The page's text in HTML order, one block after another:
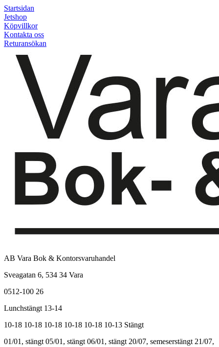
Startsidan
Jetshop
Köpvillkor
Kontakta oss
Returansökan
AB Vara Bok & Kontorsvaruhandel
Sveagatan 6, 534 34 Vara
0512-100 26
Lunchstängt 13-14
10-18 10-18 10-18 10-18 10-18 10-13 Stängt
01/01, stängt 05/01, stängt 06/01, stängt 20/07, semeserstängt 21/07,